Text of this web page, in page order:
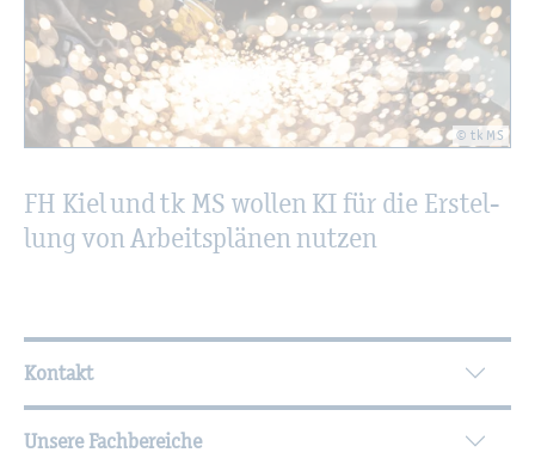
© tk MS
FH Kiel und tk MS wol­len KI für die Er­stel­
lung von Ar­beits­plä­nen nut­zen
Wei­ter­füh­ren­de In­for­ma­tio­nen
Kontakt
Unsere Fachbereiche